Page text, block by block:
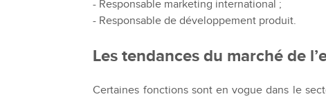
- Responsable marketing international ;
- Responsable de développement produit.
Les tendances du marché de
Certaines fonctions sont en vogue dans le